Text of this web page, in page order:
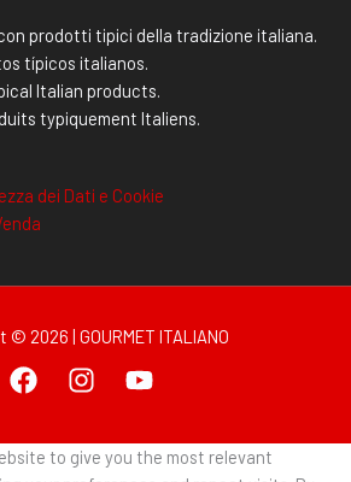
prodotti tipici della tradizione italiana.
típicos italianos.
Italian products.
typiquement Italiens.
dei Dati e Cookie
© 2026 | GOURMET ITALIANO
to give you the most relevant